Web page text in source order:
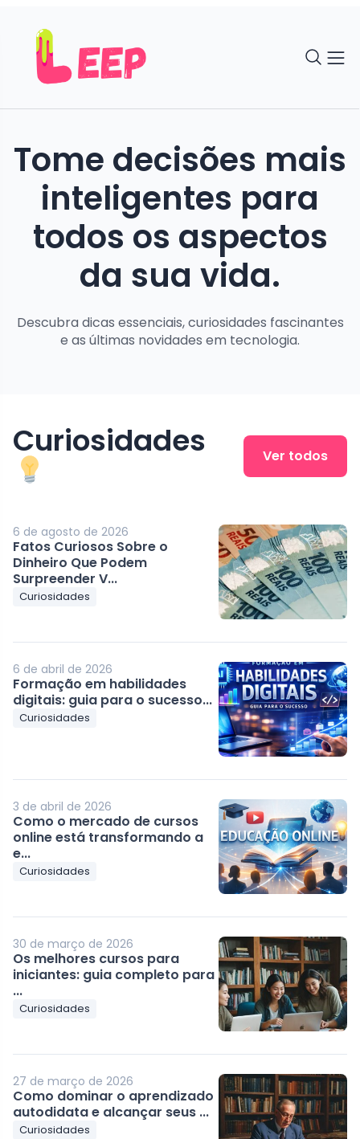
Tome decisões mais
inteligentes para
todos os aspectos
da sua vida.
Descubra dicas essenciais, curiosidades fascinantes
e as últimas novidades em tecnologia.
Curiosidades Ver todos
6 de agosto de 2026
Fatos Curiosos Sobre o
Dinheiro Que Podem
Surpreender V...
Curiosidades
6 de abril de 2026
Formação em habilidades
digitais: guia para o sucesso...
Curiosidades
3 de abril de 2026
Como o mercado de cursos
online está transformando a
e...
Curiosidades
30 de março de 2026
Os melhores cursos para
iniciantes: guia completo para
...
Curiosidades
27 de março de 2026
Como dominar o aprendizado
autodidata e alcançar seus ...
Curiosidades